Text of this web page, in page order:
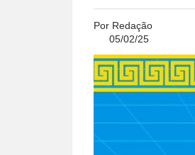
Por Redação
05/02/25